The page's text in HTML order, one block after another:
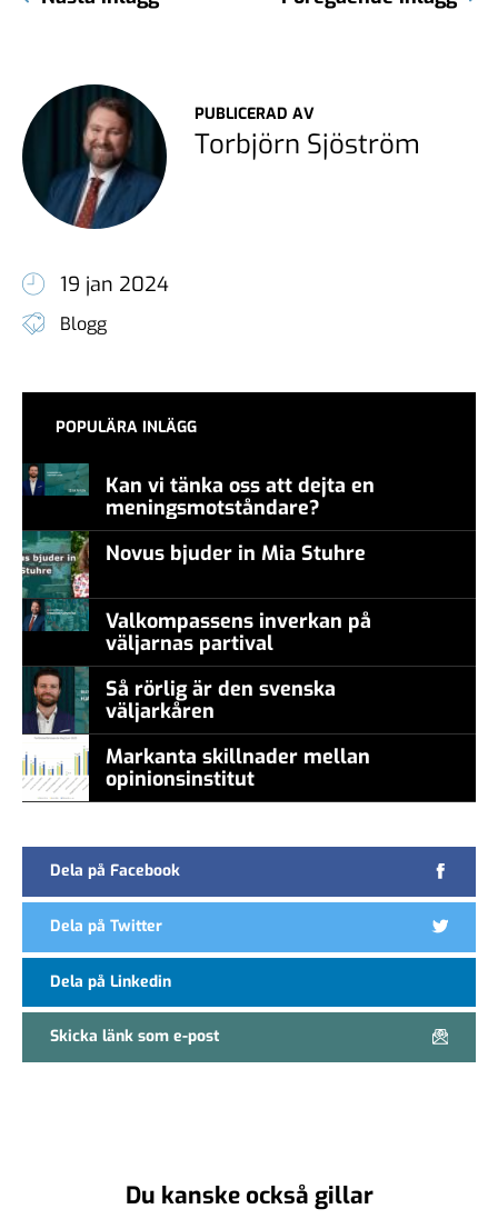
PUBLICERAD AV
Torbjörn Sjöström
19 jan 2024
Blogg
POPULÄRA INLÄGG
Kan vi tänka oss att dejta en
meningsmotståndare?
Novus bjuder in Mia Stuhre
Valkompassens inverkan på
väljarnas partival
Så rörlig är den svenska
väljarkåren
Markanta skillnader mellan
opinionsinstitut
Dela på Facebook
Dela på Twitter
Dela på Linkedin
Skicka länk som e-post
Du kanske också gillar